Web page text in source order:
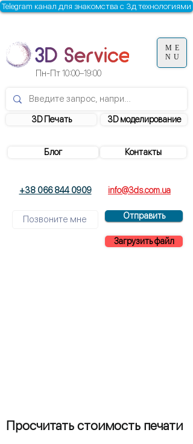
3D моделирование
Контакты
3D Печать
+38 066 844 0909 info@3ds.com.ua
Отправить
Загрузить файл
Блог
Пн-Пт10:00–19:00
Telegram канал для знакомства с 3д технологиями
ME
NU
Просчитать стоимость печати